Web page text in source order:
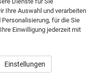
Ihre Auswahl und verarbeiten
für die Sie
Einwilligung jederzeit mit
Einstellungen